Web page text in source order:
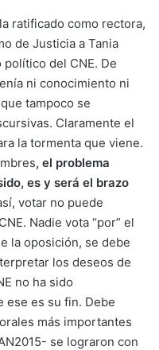
ratificado como rectora,
de Justicia a Tania
político del CNE. De
ni conocimiento ni
tampoco se
Claramente el
la tormenta que viene.
, el problema
es y será el brazo
votar no puede
Nadie vota “por” el
la oposición, se debe
los deseos de
no ha sido
ese es su fin. Debe
más importantes
se lograron con